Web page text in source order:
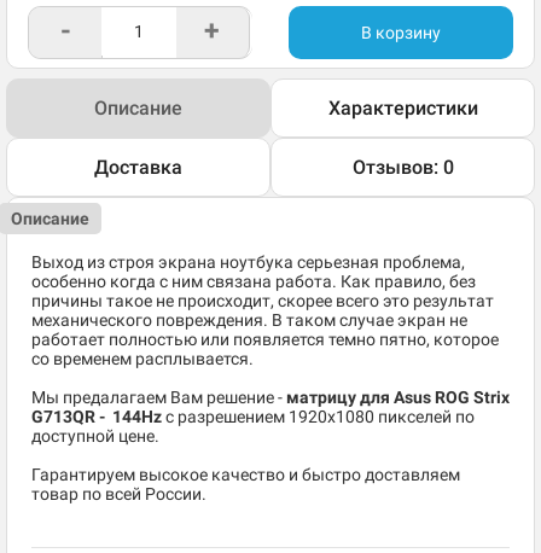
- + В корзину
Описание Характеристики
Доставка Отзывов: 0
Описание
Выход из строя экрана ноутбука серьезная проблема,
особенно когда с ним связана работа. Как правило, без
причины такое не происходит, скорее всего это результат
механического повреждения. В таком случае экран не
работает полностью или появляется темно пятно, которое
со временем расплывается.
Мы предалагаем Вам решение - матрицу для Asus ROG Strix
G713QR - 144Hzc разрешением 1920x1080 пикселей по
доступной цене.
Гарантируем высокое качество и быстро доставляем
товар по всей России.